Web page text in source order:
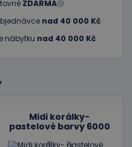
ZDARMA
nad 40 000 Kč
nábytku nad 40 000 Kč
Midi korálky-
pastelové barvy 6000